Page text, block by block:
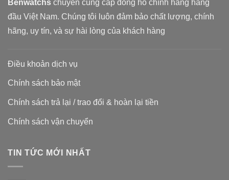
Benwatchs chuyên cung cấp đồng hồ chính hãng hàng
đầu Việt Nam. Chúng tôi luôn đảm bảo chất lượng, chính
hãng, uy tín, và sự hài lòng của khách hàng
Điều khoản dịch vụ
Chính sách bảo mật
Chính sách trả lại / trao đổi & hoàn lại tiền
Chính sách vận chuyển
TIN TỨC MỚI NHẤT